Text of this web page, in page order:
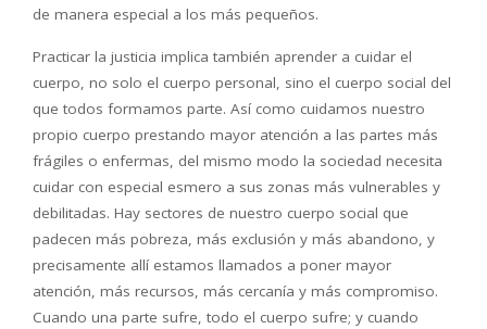
de manera especial a los más pequeños.
Practicar la justicia implica también aprender a cuidar el
cuerpo, no solo el cuerpo personal, sino el cuerpo social del
que todos formamos parte. Así como cuidamos nuestro
propio cuerpo prestando mayor atención a las partes más
frágiles o enfermas, del mismo modo la sociedad necesita
cuidar con especial esmero a sus zonas más vulnerables y
debilitadas. Hay sectores de nuestro cuerpo social que
padecen más pobreza, más exclusión y más abandono, y
precisamente allí estamos llamados a poner mayor
atención, más recursos, más cercanía y más compromiso.
Cuando una parte sufre, todo el cuerpo sufre; y cuando